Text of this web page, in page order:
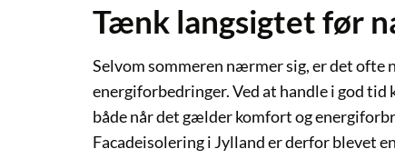
Tænk langsigtet før
Selvom sommeren nærmer sig, er det ofte
energiforbedringer. Ved at handle i god
både når det gælder komfort og
Facadeisolering i Jylland er derfor blevet